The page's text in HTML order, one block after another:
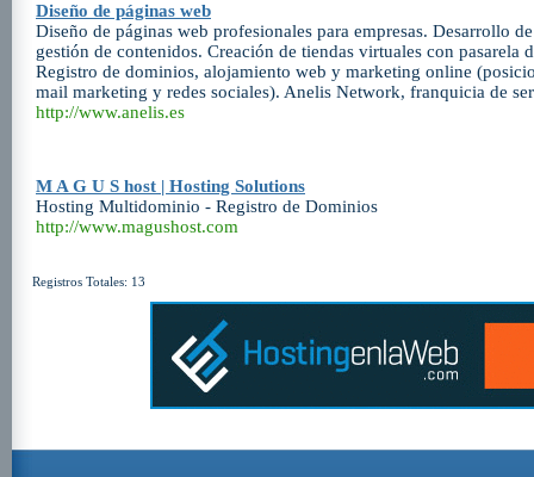
Diseño de páginas web
Diseño de páginas web profesionales para empresas. Desarrollo
gestión de contenidos. Creación de tiendas virtuales con pasarela
Registro de dominios, alojamiento web y marketing online
mail marketing y redes sociales). Anelis Network, franquicia de
http://www.anelis.es
M A G U S host | Hosting Solutions
Hosting Multidominio - Registro de Dominios
http://www.magushost.com
Registros Totales: 13